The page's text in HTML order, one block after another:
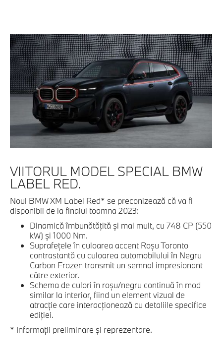
VIITORUL MODEL SPECIAL BMW
LABEL RED.
Noul BMW XM Label Red* se preconizează că va fi
disponibil de la finalul toamna 2023:
Dinamică îmbunătăţită şi mai mult, cu 748 CP (550
kW) şi 1000 Nm.
Suprafeţele în culoarea accent Roşu Toronto
contrastantă cu culoarea automobilului în Negru
Carbon Frozen transmit un semnal impresionant
către exterior.
Schema de culori în roşu/negru continuă în mod
similar la interior, fiind un element vizual de
atracţie care interacţionează cu detaliile specifice
ediţiei.
* Informaţii preliminare şi reprezentare.